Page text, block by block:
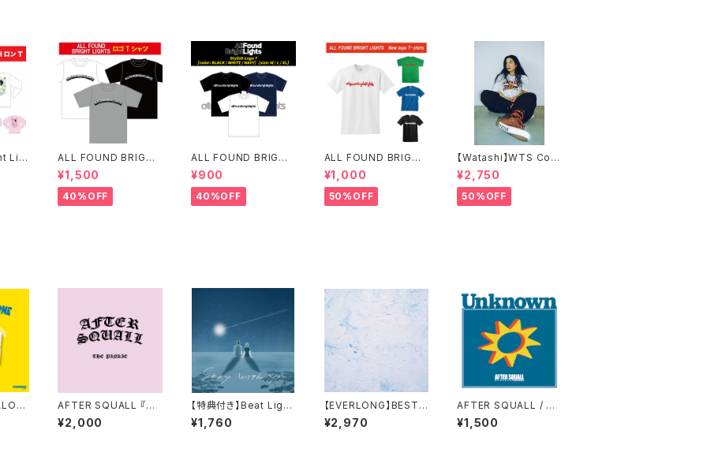
Lig
ALL FOUND BRIGHT
LIGHTS LOGO T-SH
IRTS
¥1,500
40%OFF
ALL FOUND BRIGHT
LIGTHS スタイリッシュ
ロゴTシャツ
¥900
40%OFF
ALL FOUND BRIGHT
LIGHTS SIMPLE LO
GO T-SHIRTS
¥1,000
50%OFF
【Watashi】WTS Coll
ege T-shirts【IF I FE
LL限定】
¥2,750
50%OFF
AFTER SQUALL 『TH
E PINKY』
¥2,000
【特典付き】Beat Light
/ stay with you
¥1,760
【EVERLONG】BEST
ALBUM「EVERLONG」
¥2,970
AFTER SQUALL / Un
known
¥1,500